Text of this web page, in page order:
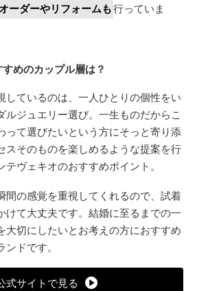
ーダーやリフォームも行っていま
めのカップル層は？
しているのは、一人ひとりの個性をい
ルジュエリー選び。一生ものだからこ
って選びたいという方にそっと寄り添
スそのものを楽しめるような提案を行
ヴェキオのおすすめポイント。
間の感覚を重視してくれるので、試着
けて大丈夫です。結婚に至るまでの一
大切にしたいとお考えの方におすすめ
ドです。
式サイトで見る